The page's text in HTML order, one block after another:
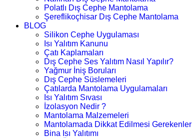
Polatlı Dış Cephe Mantolama
Şereflikoçhisar Dış Cephe Mantolama
BLOG
Silikon Cephe Uygulaması
Isı Yalıtım Kanunu
Çatı Kaplamaları
Dış Cephe Ses Yalıtım Nasıl Yapılır?
Yağmur İniş Boruları
Dış Cephe Süslemeleri
Çatılarda Mantolama Uygulamaları
Isı Yalıtım Sıvası
İzolasyon Nedir ?
Mantolama Malzemeleri
Mantolamada Dikkat Edilmesi Gerekenler
Bina Isı Yalıtımı